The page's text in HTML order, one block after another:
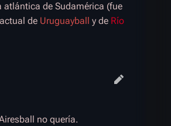
atlántica de Sudamérica (fue
de Uruguayball y de Río
no quería.